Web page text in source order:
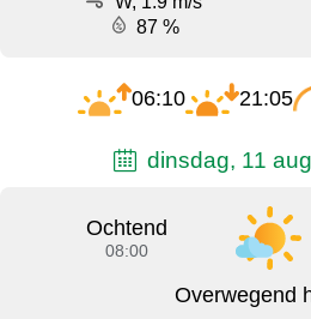
87 %
06:10 21:05
dinsdag, 11
Ochtend
08:00
Overwegend